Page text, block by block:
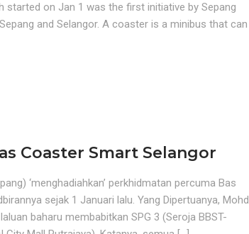
on Jan 1 was the first initiative by Sepang
and Selangor. A coaster is a minibus that can
Coaster Smart Selangor
‘menghadiahkan’ perkhidmatan percuma Bas
sejak 1 Januari lalu. Yang Dipertuanya, Mohd
baharu membabitkan SPG 3 (Seroja BBST-